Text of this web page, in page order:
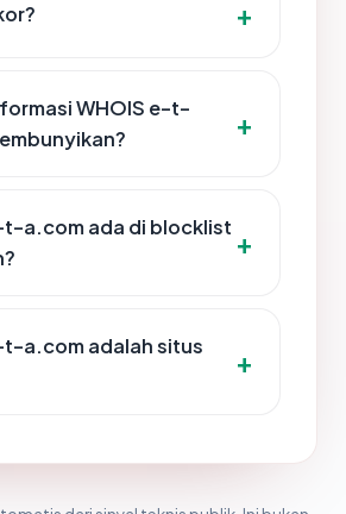
WHOIS e-t-
t-a.com ada di blocklist
a.com adalah situs